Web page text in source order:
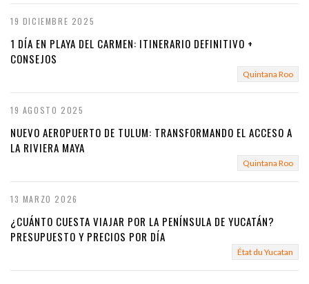
19 DICIEMBRE 2025
1 DÍA EN PLAYA DEL CARMEN: ITINERARIO DEFINITIVO +
CONSEJOS
Quintana Roo
19 AGOSTO 2025
NUEVO AEROPUERTO DE TULUM: TRANSFORMANDO EL ACCESO A
LA RIVIERA MAYA
Quintana Roo
13 MARZO 2026
¿CUÁNTO CUESTA VIAJAR POR LA PENÍNSULA DE YUCATÁN?
PRESUPUESTO Y PRECIOS POR DÍA
État du Yucatan